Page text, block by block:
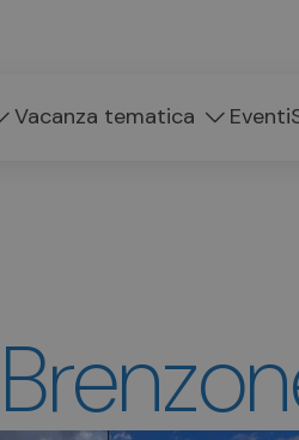
Vacanza tematica Eventi